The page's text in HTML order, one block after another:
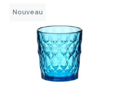
Nouveau